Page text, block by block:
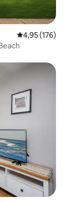
4,95 ud af 5 i
4,95 (176)